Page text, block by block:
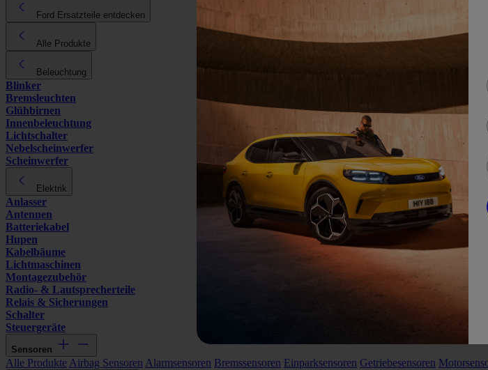
Ford Ersatzteile entdecken
Alle Produkte
Beleuchtung
Blinker
Bremsleuchten
Glühbirnen
Innenbeleuchtung
Lichtschalter
Nebelscheinwerfer
Scheinwerfer
Elektrik
Anlasser
Antennen
Batteriekabel
Hupen
Kabelbäume
Lichtmaschinen
Montagezubehör
Radio- & Lautsprecherteile
Relais & Sicherungen
Schalter
Steuergeräte
Sensoren
Alle Produkte Airbag Sensoren Alarmsensoren Bremssensoren Einparksensoren Getriebesensoren